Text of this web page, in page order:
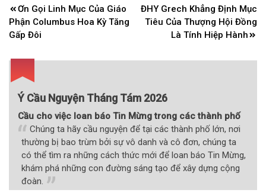
Điều
hướng
bài
Ơn Gọi Linh Mục Của Giáo
Phận Columbus Hoa Kỳ Tăng
Gấp Đôi
ĐHY Grech Khẳng Định Mục
Tiêu Của Thượng Hội Đồng
Là Tính Hiệp Hành
Ý Cầu Nguyện Tháng Tám 2026
Cầu cho việc loan báo Tin Mừng trong các thành phố
Chúng ta hãy cầu nguyện để tại các thành phố lớn, nơi
thường bị bao trùm bởi sự vô danh và cô đơn, chúng ta
có thể tìm ra những cách thức mới để loan báo Tin Mừng,
khám phá những con đường sáng tạo để xây dựng cộng
đoàn.